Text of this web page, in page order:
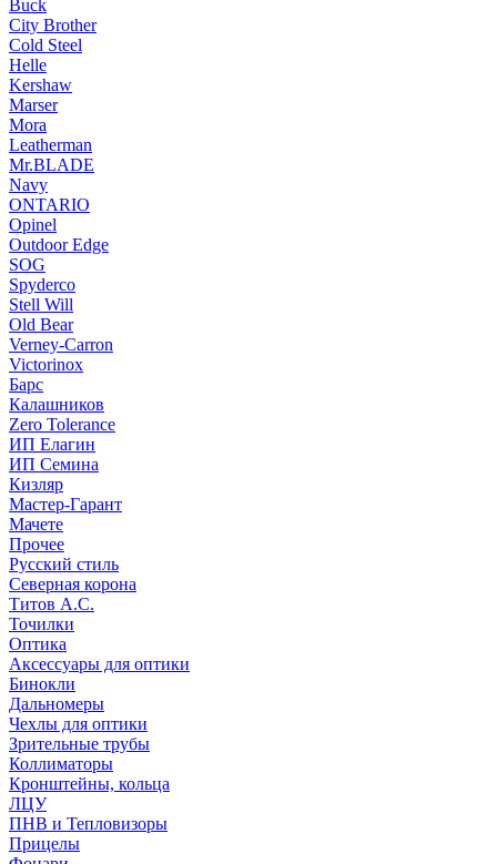
Buck
City Brother
Cold Steel
Helle
Kershaw
Marser
Mora
Leatherman
Mr.BLADE
Navy
ONTARIO
Opinel
Outdoor Edge
SOG
Spyderco
Stell Will
Old Bear
Verney-Carron
Victorinox
Барс
Калашников
Zero Tolerance
ИП Елагин
ИП Семина
Кизляр
Мастер-Гарант
Мачете
Прочее
Русский стиль
Северная корона
Титов А.С.
Точилки
Оптика
Аксессуары для оптики
Бинокли
Дальномеры
Чехлы для оптики
Зрительные трубы
Коллиматоры
Кронштейны, кольца
ЛЦУ
ПНВ и Тепловизоры
Прицелы